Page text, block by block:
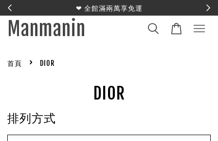
❤︎ 全館滿兩萬享免運
Manmanin
首頁 › DIOR
DIOR
排列方式